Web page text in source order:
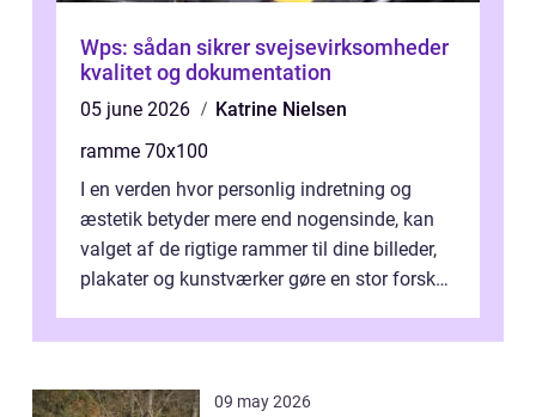
Wps: sådan sikrer svejsevirksomheder
kvalitet og dokumentation
05 june 2026
Katrine Nielsen
ramme 70x100
I en verden hvor personlig indretning og
æstetik betyder mere end nogensinde, kan
valget af de rigtige rammer til dine billeder,
plakater og kunstværker gøre en stor forskel.
09 may 2026